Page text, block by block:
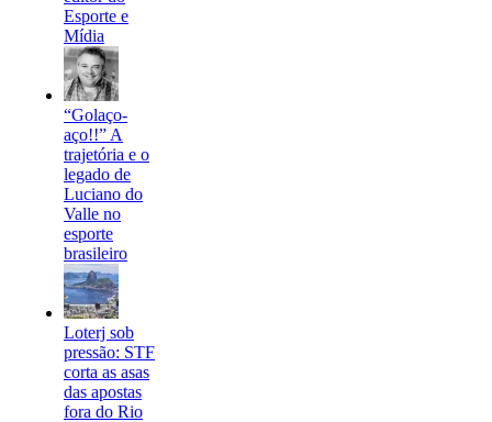
Esporte e
Mídia
“Golaço-
aço!!” A
trajetória e o
legado de
Luciano do
Valle no
esporte
brasileiro
Loterj sob
pressão: STF
corta as asas
das apostas
fora do Rio